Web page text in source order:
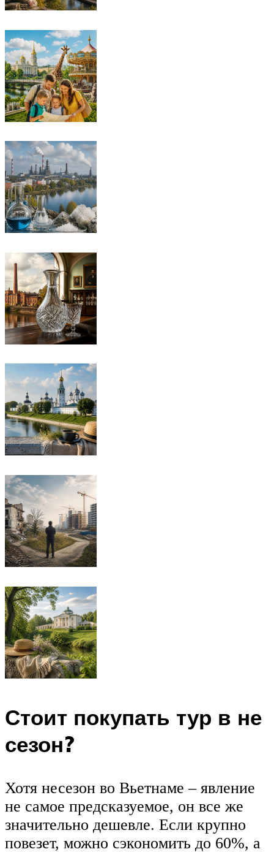
Стоит покупать тур в не
сезон?
Хотя несезон во Вьетнаме – явление
не самое предсказуемое, он все же
значительно дешевле. Если крупно
повезет, можно сэкономить до 60%, а